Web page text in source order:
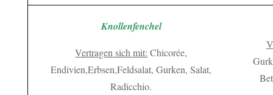
Knollenfenchel
Vertragen sich mit: Chicorée,
Endivien,Erbsen,Feldsalat, Gurken, Salat,
Radicchio.